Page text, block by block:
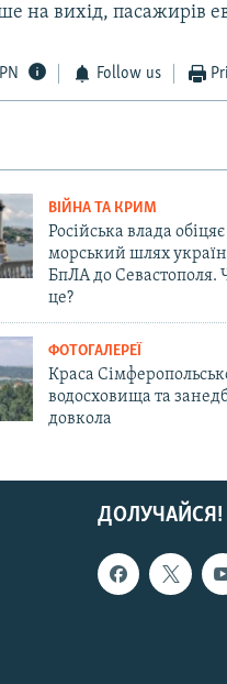
на вихід, пасажирів
Follow us
ВІЙНА ТА КРИМ
Російська влада
морський шлях
БпЛА до Севастополя.
це?
ФОТОГАЛЕРЕЇ
Краса
водосховища та
довкола
ДОЛУЧАЙСЯ!